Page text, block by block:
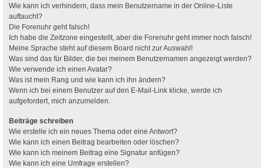
Wie kann ich verhindern, dass mein Benutzername in der Online-Liste
auftaucht?
Die Forenuhr geht falsch!
Ich habe die Zeitzone eingestellt, aber die Forenuhr geht immer noch falsch!
Meine Sprache steht auf diesem Board nicht zur Auswahl!
Was sind das für Bilder, die bei meinem Benutzernamen angezeigt werden?
Wie verwende ich einen Avatar?
Was ist mein Rang und wie kann ich ihn ändern?
Wenn ich bei einem Benutzer auf den E-Mail-Link klicke, werde ich
aufgefordert, mich anzumelden.
Beiträge schreiben
Wie erstelle ich ein neues Thema oder eine Antwort?
Wie kann ich einen Beitrag bearbeiten oder löschen?
Wie kann ich meinem Beitrag eine Signatur anfügen?
Wie kann ich eine Umfrage erstellen?